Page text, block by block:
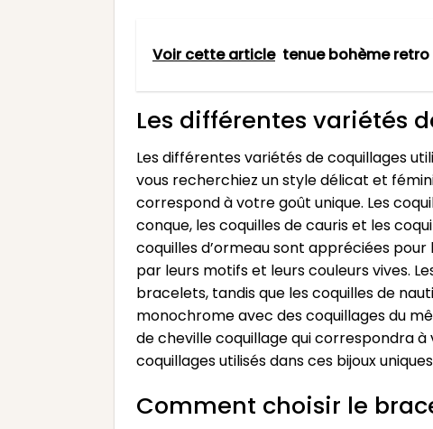
Voir cette article tenue bohème
Les différentes variétés
Les différentes variétés de coquillages
vous recherchiez un style délicat et
correspond à votre goût unique. Les
conque, les coquilles de cauris et les
coquilles d’ormeau sont appréciées
par leurs motifs et leurs couleurs vives.
bracelets, tandis que les coquilles de
monochrome avec des coquillages du
de cheville coquillage qui correspondra
coquillages utilisés dans ces bijoux
Comment choisir le